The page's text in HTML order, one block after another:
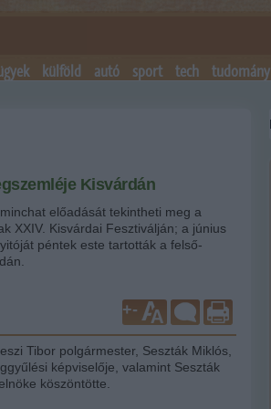
külföld autó sport tech tudomány
Kisvárdán
előadását tekintheti meg a
XXIV. Kisvárdai Fesztiválján; a június
péntek este tartották a felső-
+-
Tibor polgármester, Seszták Miklós,
képviselője, valamint Seszták
köszöntötte.